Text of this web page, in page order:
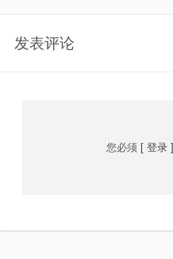
发表评论
您必须 [ 登录 ]